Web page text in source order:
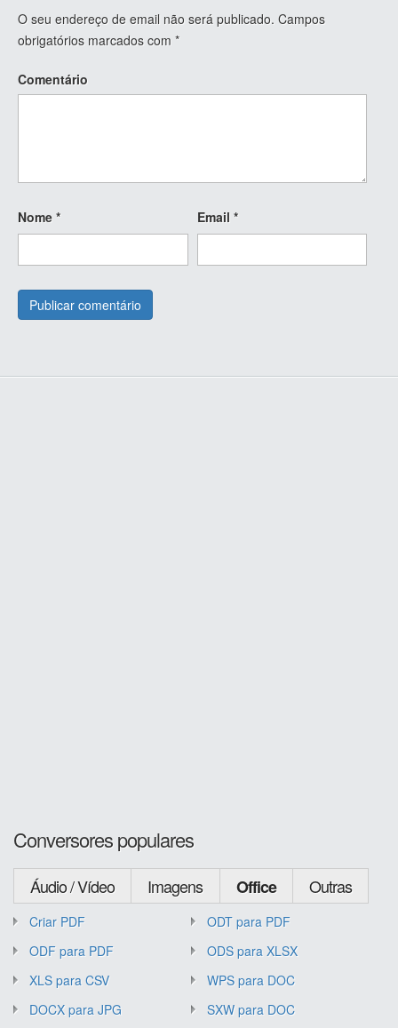
O seu endereço de email não será publicado. Campos
obrigatórios marcados com *
Comentário
Nome * Email *
Conversores populares
Áudio / Vídeo Imagens Office Outras
Criar PDF
ODT para PDF
ODF para PDF
ODS para XLSX
XLS para CSV
WPS para DOC
DOCX para JPG
SXW para DOC